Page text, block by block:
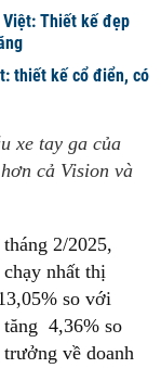
Việt: Thiết kế đẹp
thiết kế cổ điển, có
xe tay ga của
cả Vision và
2/2025,
nhất thị
so với
tăng 4,36% so
về doanh